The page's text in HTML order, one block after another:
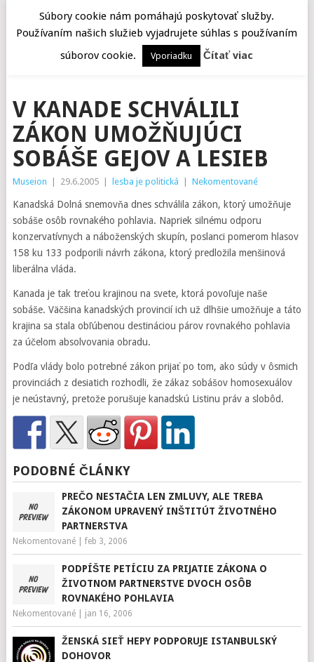
V KANADE SCHVÁLILI
ZÁKON UMOŽŇUJÚCI
SOBÁŠE GEJOV A LESIEB
Museion 29.6.2005 lesba je politická Nekomentované
Kanadská Dolná snemovňa dnes schválila zákon, ktorý umožňuje
sobáše osôb rovnakého pohlavia. Napriek silnému odporu
konzervatívnych a náboženských skupín, poslanci pomerom hlasov
158 ku 133 podporili návrh zákona, ktorý predložila menšinová
liberálna vláda.
Kanada je tak treťou krajinou na svete, ktorá povoľuje naše
sobáše. Väčšina kanadských provincií ich už dlhšie umožňuje a táto
krajina sa stala obľúbenou destináciou párov rovnakého pohlavia
za účelom absolvovania obradu.
Podľa vlády bolo potrebné zákon prijať po tom, ako súdy v ôsmich
provinciách z desiatich rozhodli, že zákaz sobášov homosexuálov
je neústavný, pretože porušuje kanadskú Listinu práv a slobôd.
PODOBNÉ ČLÁNKY
PREČO NESTAČIA LEN ZMLUVY, ALE TREBA
ZÁKONOM UPRAVENÝ INŠTITÚT ŽIVOTNÉHO
PARTNERSTVA
Nekomentované| feb 3, 2006
PODPÍŠTE PETÍCIU ZA PRIJATIE ZÁKONA O
ŽIVOTNOM PARTNERSTVE DVOCH OSÔB
ROVNAKÉHO POHLAVIA
Nekomentované| jan 16, 2006
ŽENSKÁ SIEŤ HEPY PODPORUJE ISTANBULSKÝ
DOHOVOR
Súbory cookie nám pomáhajú poskytovať služby.
Používaním našich služieb vyjadrujete súhlas s používaním
súborov cookie.
Vporiadku Čítať viac